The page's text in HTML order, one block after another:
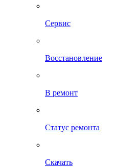
Сервис
Восстановление
В ремонт
Статус ремонта
Скачать